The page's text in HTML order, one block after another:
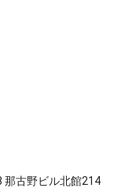
那古野ビル北館214